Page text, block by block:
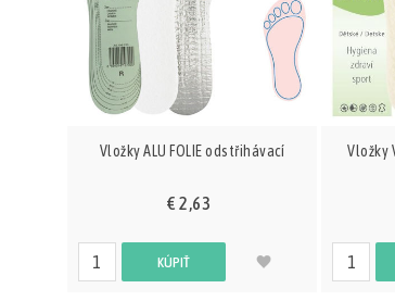
Vložky ALU FOLIE odstřihávací
€ 2,63
KÚPIŤ
Vložky